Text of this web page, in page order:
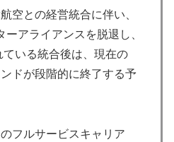
空との経営統合に伴い、
アライアンスを脱退し、
いる統合後は、現在の
ドが段階的に終了する予
フルサービスキャリア